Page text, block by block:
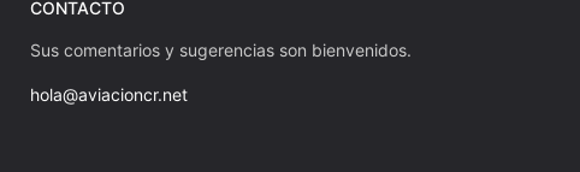
CONTACTO
Sus comentarios y sugerencias son bienvenidos.
hola@aviacioncr.net